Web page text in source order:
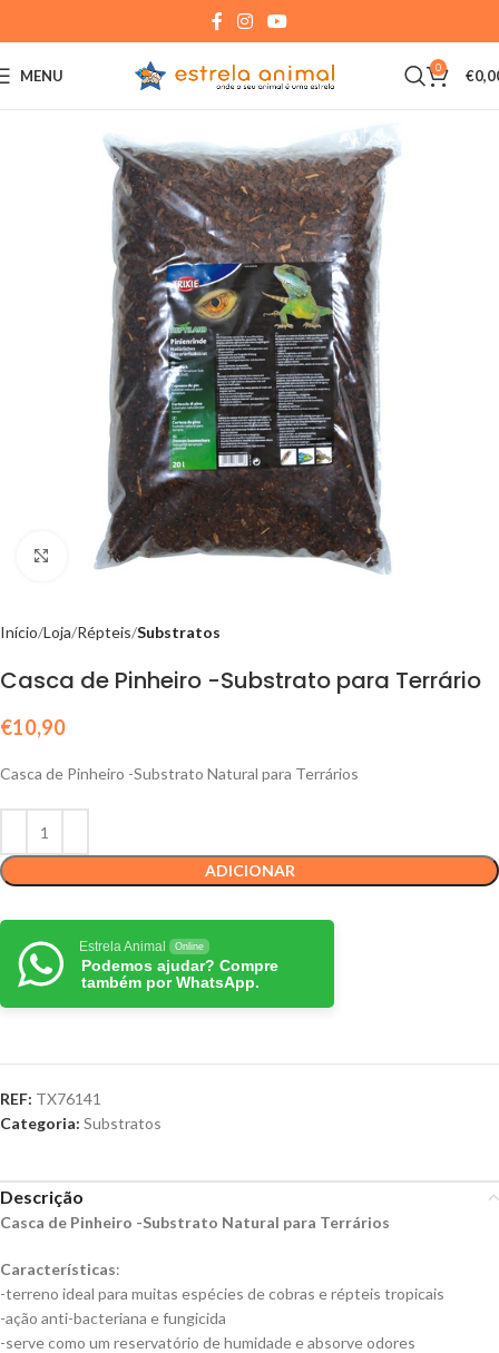
MENU 0 €
Click to enlarge
Início Loja Répteis Substratos
Casca de Pinheiro -Substrato para Terrário
€10,90
Casca de Pinheiro -Substrato Natural para Terrários
ADICIONAR
Estrela Animal Online
Podemos ajudar? Compre
também por WhatsApp.
REF: TX76141
Categoria: Substratos
Descrição
Casca de Pinheiro -Substrato Natural para Terrários
Características:
-terreno ideal para muitas espécies de cobras e répteis tropicais
-ação anti-bacteriana e fungicida
-serve como um reservatório de humidade e absorve odores